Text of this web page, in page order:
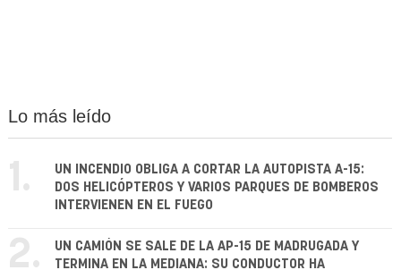
Lo más leído
1.
UN INCENDIO OBLIGA A CORTAR LA AUTOPISTA A-15:
DOS HELICÓPTEROS Y VARIOS PARQUES DE BOMBEROS
INTERVIENEN EN EL FUEGO
2.
UN CAMIÓN SE SALE DE LA AP-15 DE MADRUGADA Y
TERMINA EN LA MEDIANA: SU CONDUCTOR HA